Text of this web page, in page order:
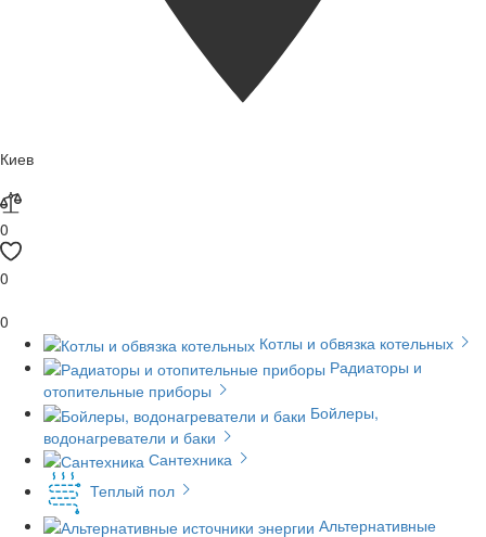
Киев
0
0
0
Котлы и обвязка котельных
Радиаторы и
отопительные приборы
Бойлеры,
водонагреватели и баки
Сантехника
Теплый пол
Альтернативные